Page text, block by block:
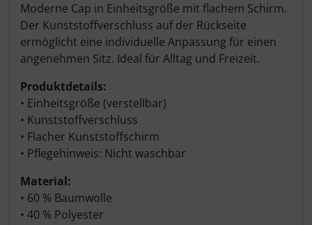
Moderne Cap in Einheitsgröße mit flachem Schirm.
Der Kunststoffverschluss auf der Rückseite
ermöglicht eine individuelle Anpassung für einen
angenehmen Sitz. Ideal für Alltag und Freizeit.
Produktdetails:
• Einheitsgröße (verstellbar)
• Kunststoffverschluss
• Flacher Kunststoffschirm
• Pflegehinweis: Nicht waschbar
Material:
• 60 % Baumwolle
• 40 % Polyester